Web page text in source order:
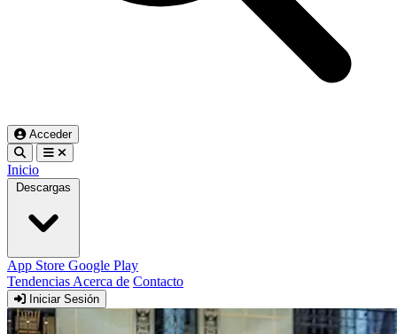
Acceder
Inicio
Descargas
App Store Google Play
Tendencias Acerca de Contacto
Iniciar Sesión